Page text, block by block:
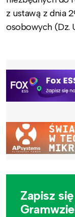
z ustawą z dnia
osobowych (Dz.
Zapisz